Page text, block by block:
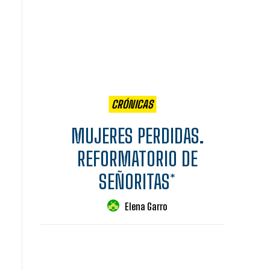
CRÓNICAS
MUJERES PERDIDAS.
REFORMATORIO DE
SEÑORITAS*
Elena Garro